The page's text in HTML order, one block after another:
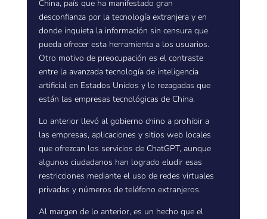
China, país que ha manifestado gran
desconfianza por la tecnología extranjera y en
donde inquieta la información sin censura que
pueda ofrecer esta herramienta a los usuarios.
Otro motivo de preocupación es el contraste
entre la avanzada tecnología de inteligencia
artificial en Estados Unidos y lo rezagadas que
están las empresas tecnológicas de China.
Lo anterior llevó al gobierno chino a prohibir a
las empresas, aplicaciones y sitios web locales
que ofrezcan los servicios de ChatGPT, aunque
algunos ciudadanos han logrado eludir esas
restricciones mediante el uso de redes virtuales
privadas y números de teléfono extranjeros.
Al margen de lo anterior, es un hecho que el